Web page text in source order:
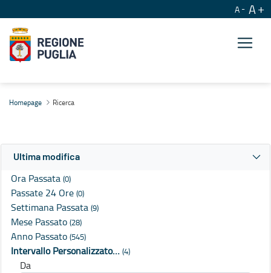
A A
Homepage Ricerca
Ultima modifica
Ora Passata (0)
Passate 24 Ore (0)
Settimana Passata (9)
Mese Passato (28)
Anno Passato (545)
Intervallo Personalizzato… (4)
Da